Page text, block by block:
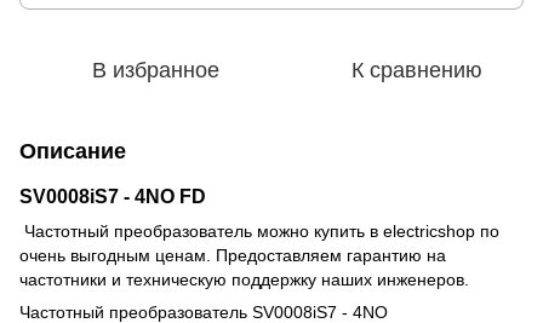
В избранное К сравнению
Описание
SV0008iS7 - 4NO FD
Частотный преобразователь можно купить в electricshop по
очень выгодным ценам. Предоставляем гарантию на
частотники и техническую поддержку наших инженеров.
Частотный преобразователь SV0008iS7 - 4NO